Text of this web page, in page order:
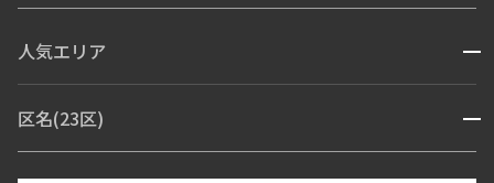
ブランドマンション
人気エリア 開閉
青山・表参道・原宿
区名(23区) 開閉